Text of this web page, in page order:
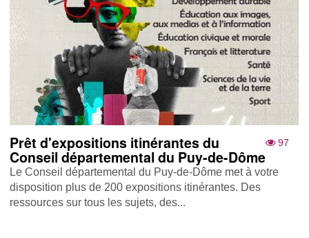
97
Prêt d'expositions itinérantes du
Conseil départemental du Puy-de-Dôme
Le Conseil départemental du Puy-de-Dôme met à votre
disposition plus de 200 expositions itinérantes. Des
ressources sur tous les sujets, des...